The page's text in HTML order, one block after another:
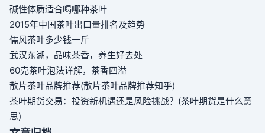
碱性体质适合喝哪种茶叶
2015年中国茶叶出口量排名及趋势
儒风茶叶多少钱一斤
武汉东湖，品味茶香，养生好去处
60克茶叶泡法详解，茶香四溢
散片茶叶品牌推荐(散片茶叶品牌推荐知乎)
茶叶期货交易：投资新机遇还是风险挑战？(茶叶期货是什么意
思)